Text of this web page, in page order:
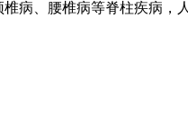
椎病、腰椎病等脊柱疾病，